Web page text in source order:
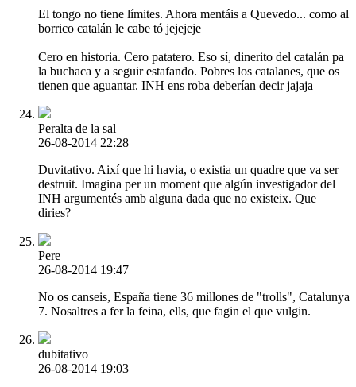
El tongo no tiene límites. Ahora mentáis a Quevedo... como al
borrico catalán le cabe tó jejejeje
Cero en historia. Cero patatero. Eso sí, dinerito del catalán pa
la buchaca y a seguir estafando. Pobres los catalanes, que os
tienen que aguantar. INH ens roba deberían decir jajaja
Peralta de la sal
26-08-2014 22:28
Duvitativo. Així que hi havia, o existia un quadre que va ser
destruit. Imagina per un moment que algún investigador del
INH argumentés amb alguna dada que no existeix. Que
diries?
Pere
26-08-2014 19:47
No os canseis, España tiene 36 millones de "trolls", Catalunya
7. Nosaltres a fer la feina, ells, que fagin el que vulgin.
dubitativo
26-08-2014 19:03